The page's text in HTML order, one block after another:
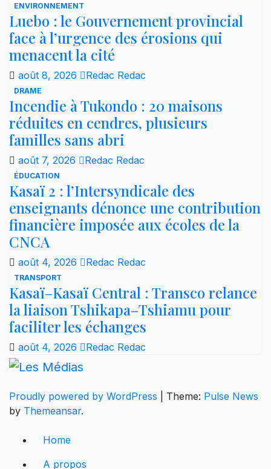
ENVIRONNEMENT
Luebo : le Gouvernement provincial
face à l’urgence des érosions qui
menacent la cité
août 8, 2026 Redac Redac
DRAME
Incendie à Tukondo : 20 maisons
réduites en cendres, plusieurs
familles sans abri
août 7, 2026 Redac Redac
ÉDUCATION
Kasaï 2 : l’Intersyndicale des
enseignants dénonce une contribution
financière imposée aux écoles de la
CNCA
août 4, 2026 Redac Redac
TRANSPORT
Kasaï–Kasaï Central : Transco relance
la liaison Tshikapa–Tshiamu pour
faciliter les échanges
août 4, 2026 Redac Redac
Proudly powered by WordPress Theme: Pulse News
by Themeansar.
Home
A propos